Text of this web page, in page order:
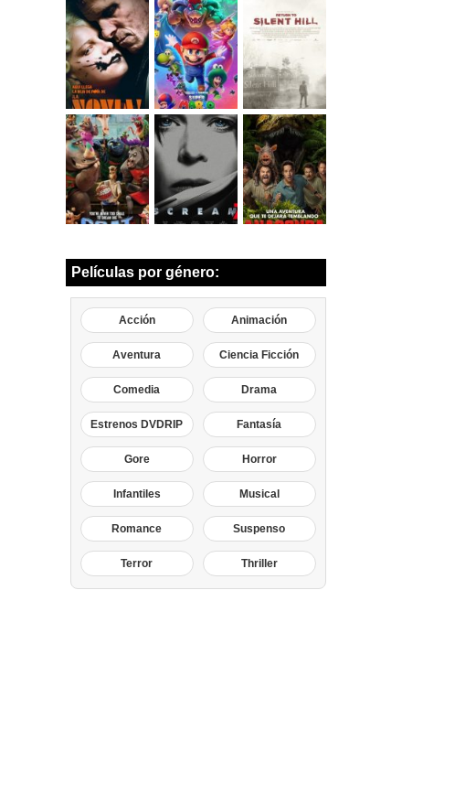
Películas por género:
Acción Animación
Aventura Ciencia Ficción
Comedia Drama
Estrenos DVDRIP Fantasía
Gore Horror
Infantiles Musical
Romance Suspenso
Terror Thriller